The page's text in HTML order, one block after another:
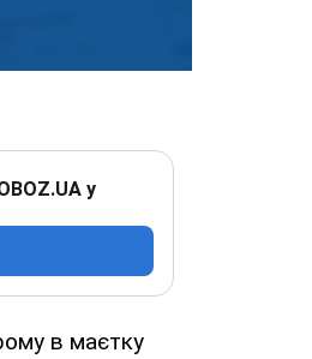
у
в маєтку